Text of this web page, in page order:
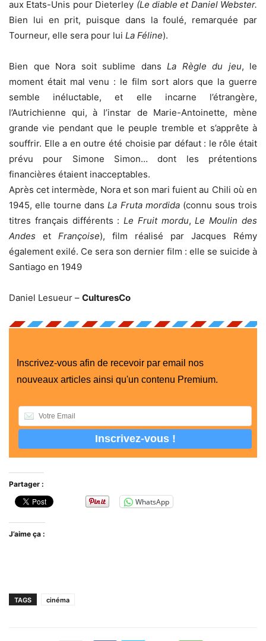
aux Etats-Unis pour Dieterley (Le diable et Daniel Webster.
Bien lui en prit, puisque dans la foulé, remarquée par
Tourneur, elle sera pour lui La Féline).
Bien que Nora soit sublime dans La Règle du jeu, le
moment était mal venu : le film sort alors que la guerre
semble inéluctable, et elle incarne l’étrangère,
l’Autrichienne qui, à l’instar de Marie-Antoinette, mène
grande vie pendant que le peuple tremble et s’apprête à
souffrir. Elle a en outre été choisie par défaut : le rôle était
prévu pour Simone Simon… dont les prétentions
financières étaient inacceptables.
Après cet intermède, Nora et son mari fuient au Chili où en
1945, elle tourne dansLa Fruta mordida(connu sous trois
titres français différents :Le Fruit mordu,Le Moulin des
Andes et Françoise), film réalisé par Jacques Rémy
également exilé. Ce sera son dernier film : elle se suicide à
Santiago en 1949
Daniel Lesueur – CulturesCo
Inscrivez-vous afin de recevoir par email nos
nouveaux articles ainsi qu'un contenu Premium.
Partager :
WhatsApp
J’aime ça :
TAGS cinéma